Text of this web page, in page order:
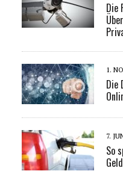
Die
1.
Die
7.
So
Geld